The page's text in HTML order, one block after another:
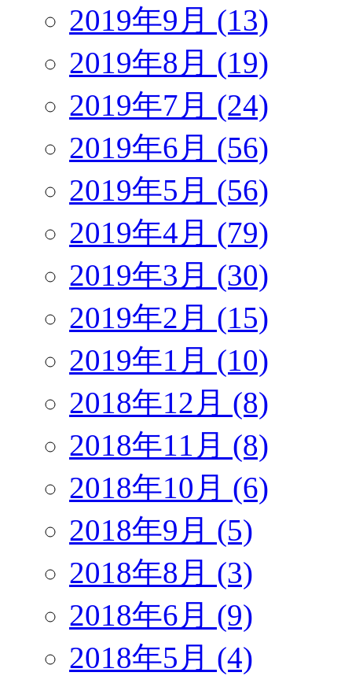
2019年9月 (13)
2019年8月 (19)
2019年7月 (24)
2019年6月 (56)
2019年5月 (56)
2019年4月 (79)
2019年3月 (30)
2019年2月 (15)
2019年1月 (10)
2018年12月 (8)
2018年11月 (8)
2018年10月 (6)
2018年9月 (5)
2018年8月 (3)
2018年6月 (9)
2018年5月 (4)